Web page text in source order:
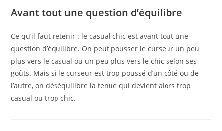
Avant tout une question d’équilibre
Ce qu’il faut retenir : le casual chic est avant tout une
question d’équilibre. On peut pousser le curseur un peu
plus vers le casual ou un peu plus vers le chic selon ses
goûts. Mais si le curseur est trop poussé d’un côté ou de
l’autre, on déséquilibre la tenue qui devient alors trop
casual ou trop chic.